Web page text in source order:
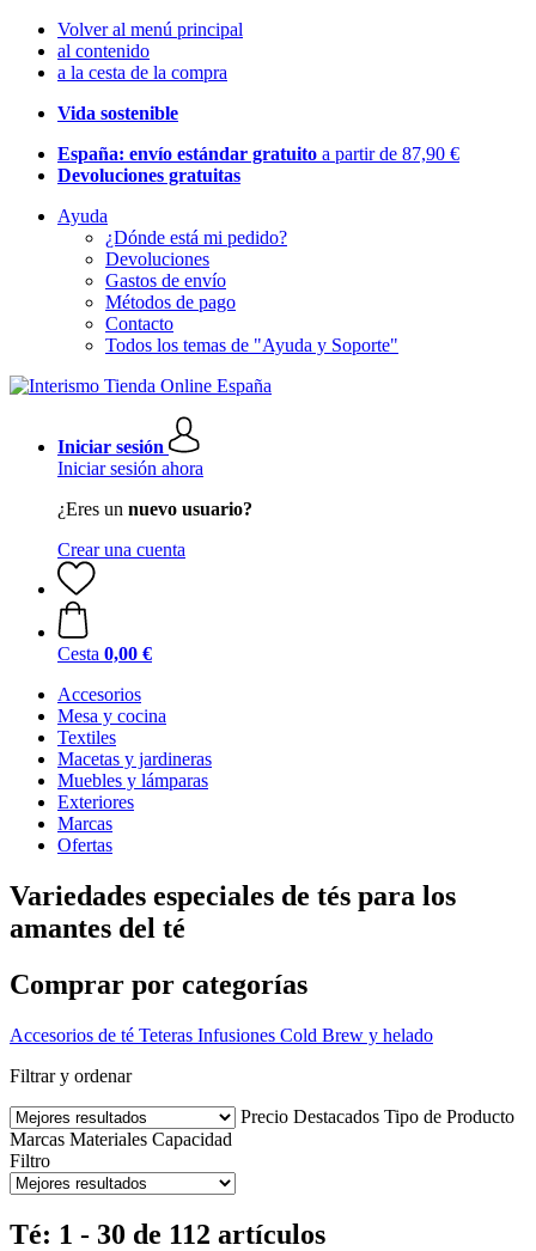
Volver al menú principal
al contenido
a la cesta de la compra
Vida sostenible
España: envío estándar gratuito a partir de 87,90 €
Devoluciones gratuitas
Ayuda
¿Dónde está mi pedido?
Devoluciones
Gastos de envío
Métodos de pago
Contacto
Todos los temas de "Ayuda y Soporte"
Iniciar sesión
Iniciar sesión ahora
¿Eres un nuevo usuario?
Crear una cuenta
Cesta 0,00 €
Accesorios
Mesa y cocina
Textiles
Macetas y jardineras
Muebles y lámparas
Exteriores
Marcas
Ofertas
Variedades especiales de tés para los
amantes del té
Comprar por categorías
Accesorios de té Teteras Infusiones Cold Brew y helado
Filtrar y ordenar
Precio Destacados Tipo de Producto
Marcas Materiales Capacidad
Filtro
Té: 1 - 30 de 112 artículos